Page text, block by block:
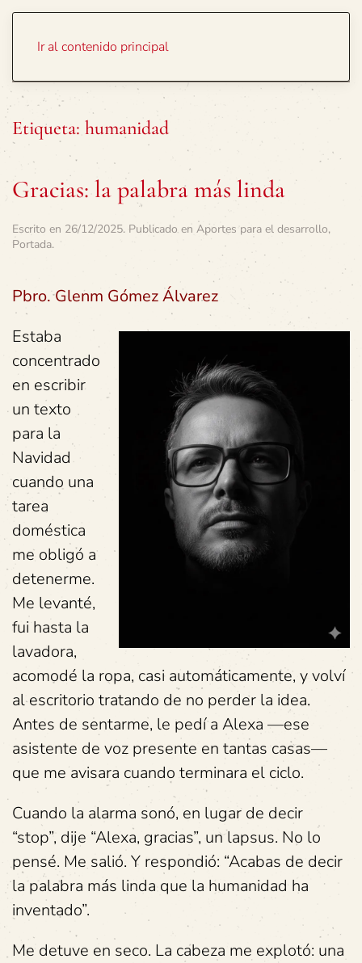
Ir al contenido principal
Etiqueta: humanidad
Gracias: la palabra más linda
Escrito en 26/12/2025. Publicado en Aportes para el desarrollo,
Portada.
Pbro. Glenm Gómez Álvarez
Estaba
concentrado
en escribir
un texto
para la
Navidad
cuando una
tarea
doméstica
me obligó a
detenerme.
Me levanté,
fui hasta la
lavadora,
acomodé la ropa, casi automáticamente, y volví
al escritorio tratando de no perder la idea.
Antes de sentarme, le pedí a Alexa —ese
asistente de voz presente en tantas casas—
que me avisara cuando terminara el ciclo.
Cuando la alarma sonó, en lugar de decir
“stop”, dije “Alexa, gracias”, un lapsus. No lo
pensé. Me salió. Y respondió: “Acabas de decir
la palabra más linda que la humanidad ha
inventado”.
Me detuve en seco. La cabeza me explotó: una